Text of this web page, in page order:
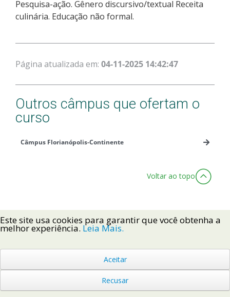
Pesquisa-ação. Gênero discursivo/textual Receita
culinária. Educação não formal.
Página atualizada em: 04-11-2025 14:42:47
Outros câmpus que ofertam o
curso
Câmpus Florianópolis-Continente
Voltar ao topo
Este site usa cookies para garantir que você obtenha a
melhor experiência. Leia Mais.
Aceitar
Recusar